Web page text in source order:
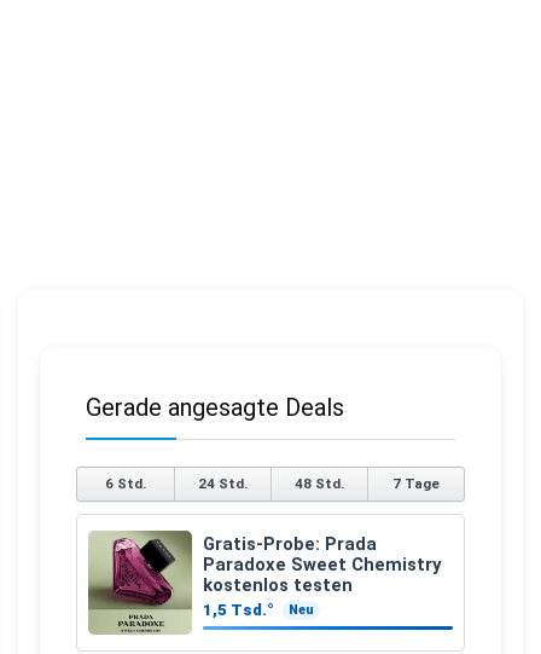
Gerade angesagte Deals
6 Std. 24 Std. 48 Std. 7 Tage
Gratis-Probe: Prada
Paradoxe Sweet Chemistry
kostenlos testen
1,5 Tsd.° Neu